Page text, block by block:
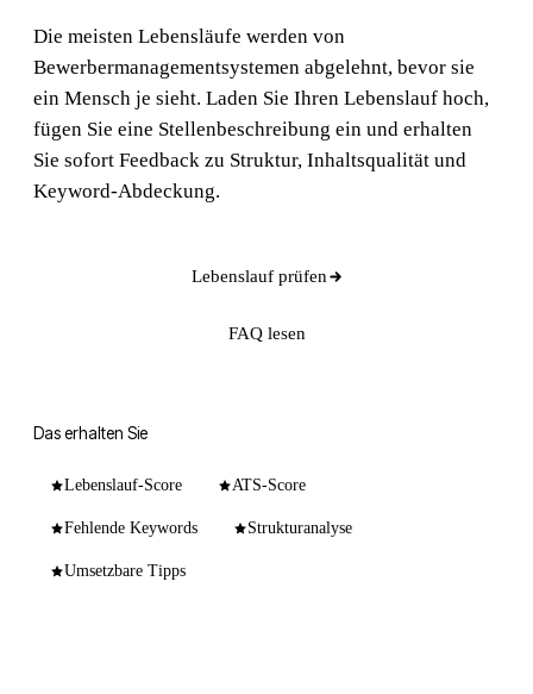
Die meisten Lebensläufe werden von
Bewerbermanagementsystemen abgelehnt, bevor sie
ein Mensch je sieht. Laden Sie Ihren Lebenslauf hoch,
fügen Sie eine Stellenbeschreibung ein und erhalten
Sie sofort Feedback zu Struktur, Inhaltsqualität und
Keyword-Abdeckung.
Lebenslauf prüfen
FAQ lesen
Das erhalten Sie
Lebenslauf-Score ATS-Score
Fehlende Keywords Strukturanalyse
Umsetzbare Tipps